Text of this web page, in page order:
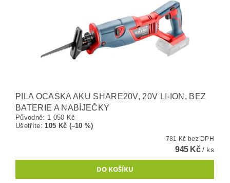
PILA OCASKA AKU SHARE20V, 20V LI-ION, BEZ
BATERIE A NABÍJEČKY
Původně: 1 050 Kč
Ušetříte: 105 Kč (–10 %)
781 Kč bez DPH
945 Kč/ ks